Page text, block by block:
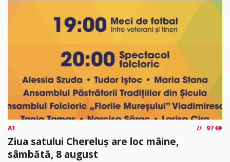
A1 97
Ziua satului Chereluș are loc mâine,
sâmbătă, 8 august